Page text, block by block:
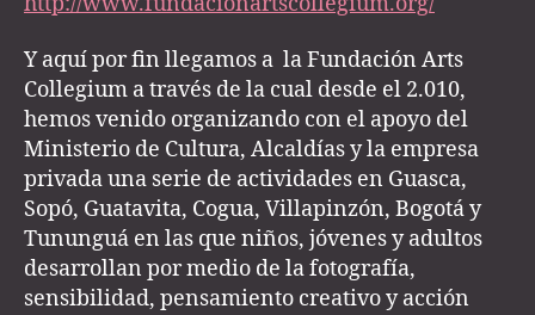
Y aquí por fin llegamos a la Fundación Arts
Collegium a través de la cual desde el 2.010,
hemos venido organizando con el apoyo del
Ministerio de Cultura, Alcaldías y la empresa
privada una serie de actividades en Guasca,
Sopó, Guatavita, Cogua, Villapinzón, Bogotá y
Tununguá en las que niños, jóvenes y adultos
desarrollan por medio de la fotografía,
sensibilidad, pensamiento creativo y acción